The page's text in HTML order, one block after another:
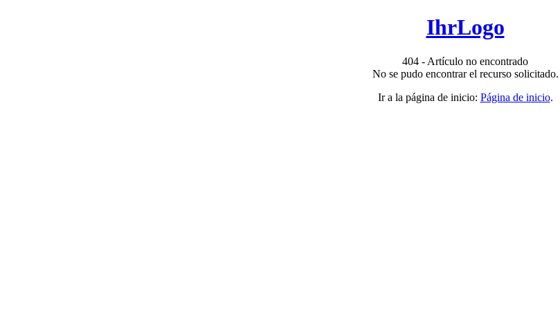
IhrLogo
404 - Artículo no encontrado
No se pudo encontrar el recurso solicitado.
Ir a la página de inicio: Página de inicio.